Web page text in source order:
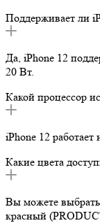
Поддерживает ли
Да, iPhone 12
20 Вт.
Какой процессор
iPhone 12
Какие цвета
Вы можете
красный